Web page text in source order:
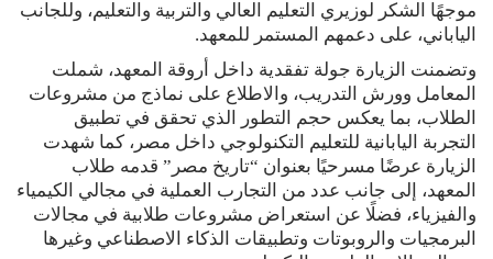
موجهًا الشكر لوزيري التعليم العالي والتربية والتعليم، وللجانب
الياباني، على دعمهم المستمر للمعهد.
وتضمنت الزيارة جولة تفقدية داخل أروقة المعهد، شملت
المعامل وورش التدريب، والاطلاع على نماذج من مشروعات
الطلاب، بما يعكس حجم التطور الذي تحقق في تطبيق
التجربة اليابانية للتعليم التكنولوجي داخل مصر، كما شهدت
الزيارة عرضًا مسرحيًا بعنوان “تاريخ مصر” قدمه طلاب
المعهد، إلى جانب عدد من التجارب العملية في مجالي الكيمياء
والفيزياء، فضلًا عن استعراض مشروعات طلابية في مجالات
البرمجيات والروبوتات وتطبيقات الذكاء الاصطناعي وغيرها